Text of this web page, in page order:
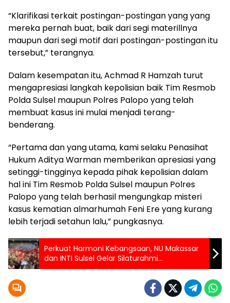
“Klarifikasi terkait postingan-postingan yang yang
mereka pernah buat, baik dari segi materillnya
maupun dari segi motif dari postingan-postingan itu
tersebut,” terangnya.
Dalam kesempatan itu, Achmad R Hamzah turut
mengapresiasi langkah kepolisian baik Tim Resmob
Polda Sulsel maupun Polres Palopo yang telah
membuat kasus ini mulai menjadi terang-
benderang.
“Pertama dan yang utama, kami selaku Penasihat
Hukum Aditya Warman memberikan apresiasi yang
setinggi-tingginya kepada pihak kepolisian dalam
hal ini Tim Resmob Polda Sulsel maupun Polres
Palopo yang telah berhasil mengungkap misteri
kasus kematian almarhumah Feni Ere yang kurang
lebih terjadi setahun lalu,” pungkasnya.
Perkuat Harmoni Kebangsaan, NU Makassar
dan INTI Sulsel Gelar Silaturahmi
Kebangsaan dan Buka Puasa Bersama